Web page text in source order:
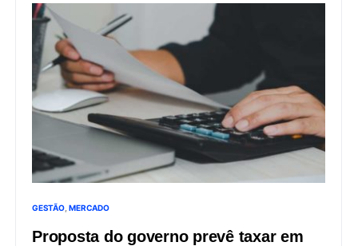
GESTÃO MERCADO
Proposta do governo prevê taxar em